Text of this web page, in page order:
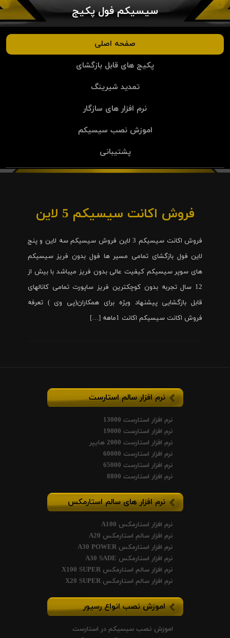
سیسیکم فول پکیج
صفحه اصلی
پکیج های قابل بازگشای
تمدید شیرینگ
نرم افزار های سازگار
اموزش نصب سیسیکم
پشتیبانی
فروش اکانت سیسیکم 5 لاین
فروش اکانت سیسیکم 3 لاین فروش سیسیکم سه لاین و پنج
لاین فول بازگشای تمامی مسیر ها فول بدون فریز سیسیکم
های سوپر سیسیکم کیفیت عالی بدون فریز میباشد با بیش از
12 سال تجربه بدون کوچکترین فریز ساپورت تمامی کانالهای
قابل بازگشایی پیشنهاد ویژه برای همکاران(پی وی ) تعرفه
فروش اکانت سیسیکم اکانت 1ماهه […]
نرم افزار سالم استارست
نرم افزار استارست 13000
نرم افزار استارست 19000
نرم افزار استارست 2000 هایپر
نرم افزار استارست 60000
نرم افزار استارست 65000
نرم افزار استارست 8800
نرم افزار های سالم استارمکس
نرم افزار استارمکس A100
نرم افزار سالم استارمکس A20
نرم افزار استارمکس A30 POWER
نرم افزار استارمکس A30 SADE
نرم افزار سالم استارمکس X100 SUPER
نرم افزار سالم استارمکس X20 SUPER
اموزش نصب انواع رسیور
اموزش نصب سیسیکم در استارست